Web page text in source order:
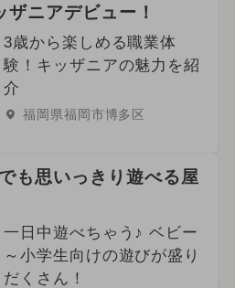
ニアデビュー！
3歳から楽しめる職業体
験！キッザニアの魅力を紹
介
福岡県福岡市博多区
も思いっきり遊べる屋
一日中遊べちゃう♪ ベビー
～小学生向けの遊びが盛り
だくさん！